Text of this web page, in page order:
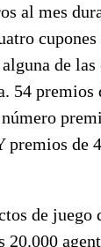
al mes
de
54 premios
de
de juego